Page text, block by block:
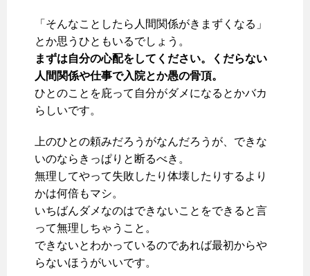
「そんなことしたら人間関係がきまずくなる」
とか思うひともいるでしょう。
まずは自分の心配をしてください。くだらない
人間関係や仕事で入院とか愚の骨頂。
ひとのことを庇って自分がダメになるとかバカ
らしいです。
上のひとの頼みだろうがなんだろうが、できな
いのならきっぱりと断るべき。
無理してやって失敗したり体壊したりするより
かは何倍もマシ。
いちばんダメなのはできないことをできると言
って無理しちゃうこと。
できないとわかっているのであれば最初からや
らないほうがいいです。